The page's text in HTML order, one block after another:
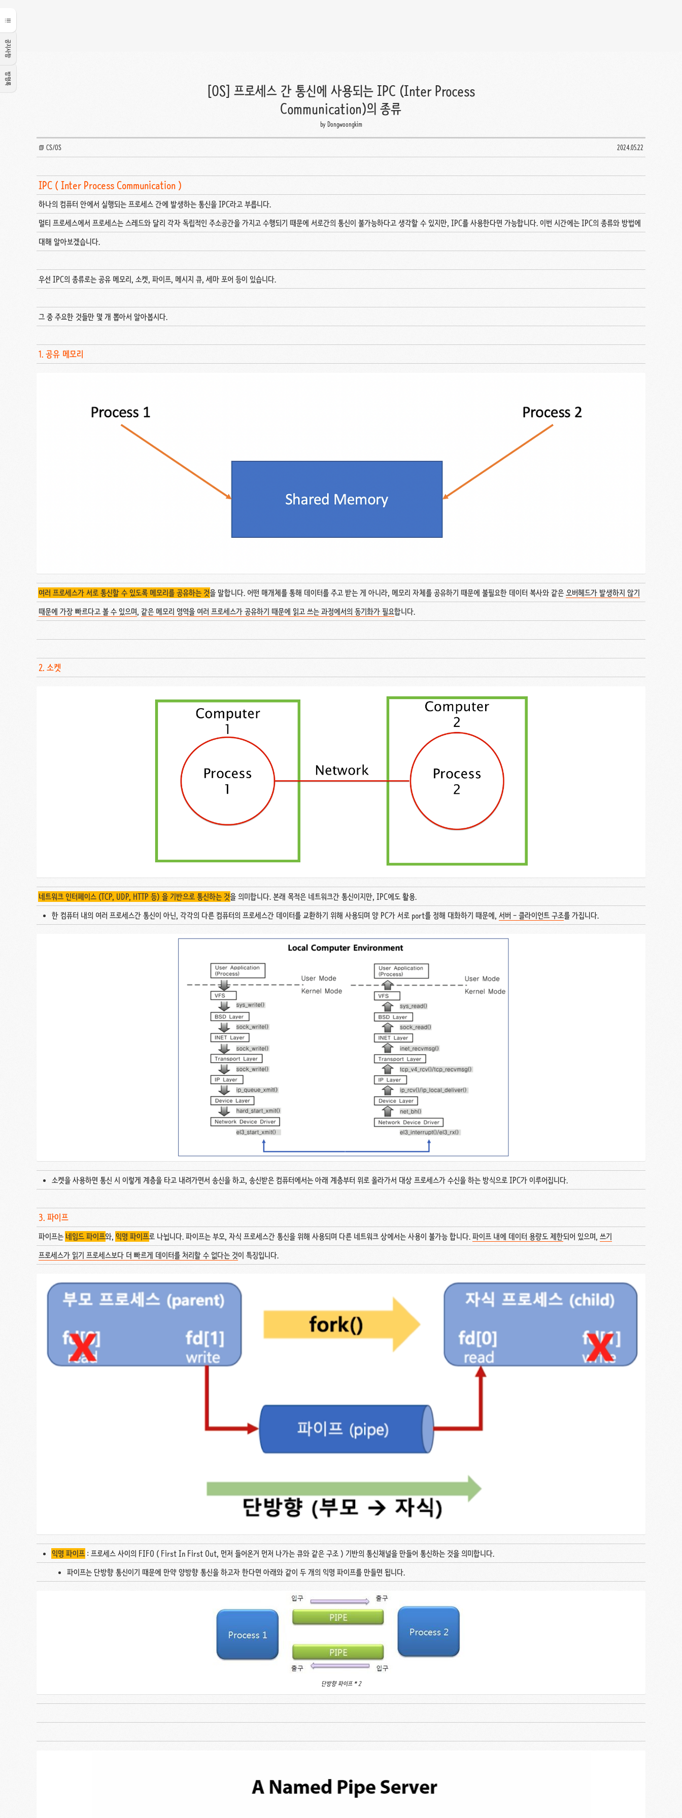
공지사항
방명록
[OS] 프로세스 간 통신에 사용되는 IPC (Inter Process
Communication)의 종류
by Dongwoongkim
📗 CS/OS 2024.05.22
IPC ( Inter Process Communication )
하나의 컴퓨터 안에서 실행되는 프로세스 간에 발생하는 통신을 IPC라고 부릅니다.
멀티 프로세스에서 프로세스는 스레드와 달리 각자 독립적인 주소공간을 가지고 수행되기 때문에 서로간의 통신이 불가능하다고 생각할 수 있지만, IPC를 사용한다면 가능합니다. 이번 시간에는 IPC의 종류와 방법에
대해 알아보겠습니다.
우선 IPC의 종류로는 공유 메모리, 소켓, 파이프, 메시지 큐, 세마 포어 등이 있습니다.
그 중 주요한 것들만 몇 개 뽑아서 알아봅시다.
1. 공유 메모리
여러 프로세스가 서로 통신할 수 있도록 메모리를 공유하는 것을 말합니다. 어떤 매개체를 통해 데이터를 주고 받는 게 아니라, 메모리 자체를 공유하기 때문에 불필요한 데이터 복사와 같은오버헤드가 발생하지 않기
때문에 가장 빠르다고 볼 수 있으며, 같은 메모리 영역을 여러 프로세스가 공유하기 때문에 읽고 쓰는 과정에서의 동기화가 필요합니다.
2. 소켓
네트워크 인터페이스 (TCP, UDP, HTTP 등) 을 기반으로 통신하는 것을 의미합니다. 본래 목적은 네트워크간 통신이지만, IPC에도 활용.
한 컴퓨터 내의 여러 프로세스간 통신이 아닌, 각각의 다른 컴퓨터의 프로세스간 데이터를 교환하기 위해 사용되며 양 PC가 서로 port를 정해 대화하기 때문에, 서버 - 클라이언트 구조를 가집니다.
소켓을 사용하면 통신 시 이렇게 계층을 타고 내려가면서 송신을 하고, 송신받은 컴퓨터에서는 아래 계층부터 위로 올라가서 대상 프로세스가 수신을 하는 방식으로 IPC가 이루어집니다.
3. 파이프
파이프는 네임드 파이프와, 익명 파이프로 나뉩니다. 파이프는 부모, 자식 프로세스간 통신을 위해 사용되며 다른 네트워크 상에서는 사용이 불가능 합니다.파이프 내에 데이터 용량도 제한되어 있으며, 쓰기
프로세스가 읽기 프로세스보다 더 빠르게 데이터를 처리할 수 없다는 것이 특징입니다.
익명 파이프 : 프로세스 사이의 FIFO ( First In First Out, 먼저 들어온거 먼저 나가는 큐와 같은 구조 ) 기반의 통신채널을 만들어 통신하는 것을 의미합니다.
파이프는 단방향 통신이기 때문에 만약 양방향 통신을 하고자 한다면 아래와 같이 두 개의 익명 파이프를 만들면 됩니다.
단방향 파이프 * 2